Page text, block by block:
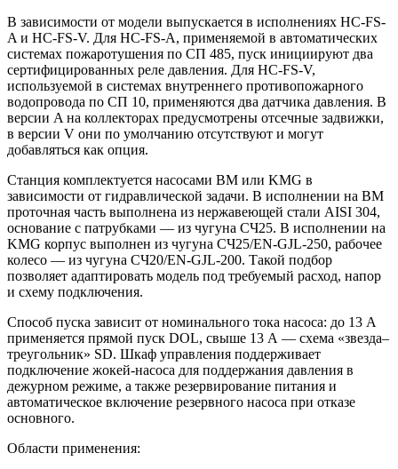
В зависимости от модели выпускается в исполнениях HC-FS-
A и HC-FS-V. Для HC-FS-A, применяемой в автоматических
системах пожаротушения по СП 485, пуск инициируют два
сертифицированных реле давления. Для HC-FS-V,
используемой в системах внутреннего противопожарного
водопровода по СП 10, применяются два датчика давления. В
версии A на коллекторах предусмотрены отсечные задвижки,
в версии V они по умолчанию отсутствуют и могут
добавляться как опция.
Станция комплектуется насосами BM или KMG в
зависимости от гидравлической задачи. В исполнении на BM
проточная часть выполнена из нержавеющей стали AISI 304,
основание с патрубками — из чугуна СЧ25. В исполнении на
KMG корпус выполнен из чугуна СЧ25/EN-GJL-250, рабочее
колесо — из чугуна СЧ20/EN-GJL-200. Такой подбор
позволяет адаптировать модель под требуемый расход, напор
и схему подключения.
Способ пуска зависит от номинального тока насоса: до 13 А
применяется прямой пуск DOL, свыше 13 А — схема «звезда–
треугольник» SD. Шкаф управления поддерживает
подключение жокей-насоса для поддержания давления в
дежурном режиме, а также резервирование питания и
автоматическое включение резервного насоса при отказе
основного.
Области применения: